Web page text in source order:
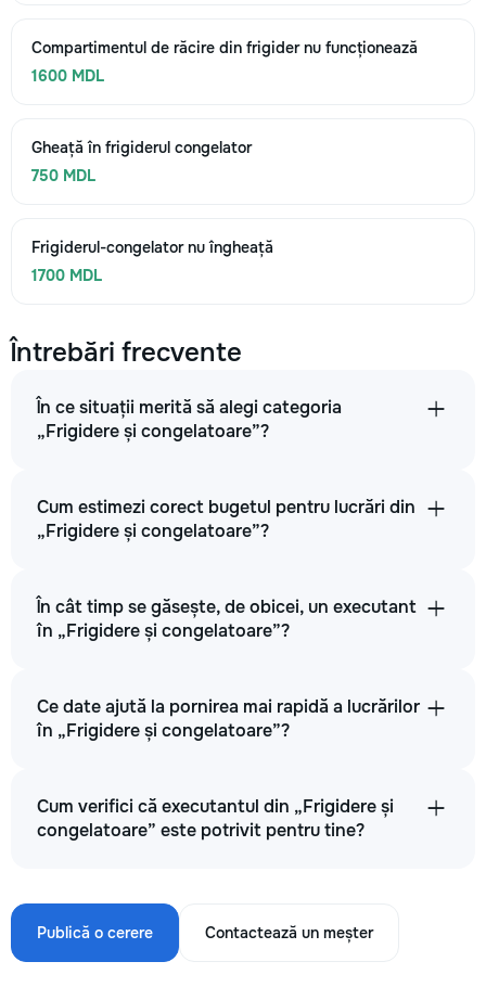
Compartimentul de răcire din frigider nu funcționează
1600 MDL
Gheață în frigiderul congelator
750 MDL
Frigiderul-congelator nu îngheață
1700 MDL
Întrebări frecvente
În ce situații merită să alegi categoria
„Frigidere și congelatoare”?
Cum estimezi corect bugetul pentru lucrări din
„Frigidere și congelatoare”?
În cât timp se găsește, de obicei, un executant
în „Frigidere și congelatoare”?
Ce date ajută la pornirea mai rapidă a lucrărilor
în „Frigidere și congelatoare”?
Cum verifici că executantul din „Frigidere și
congelatoare” este potrivit pentru tine?
Publică o cerere Contactează un meșter